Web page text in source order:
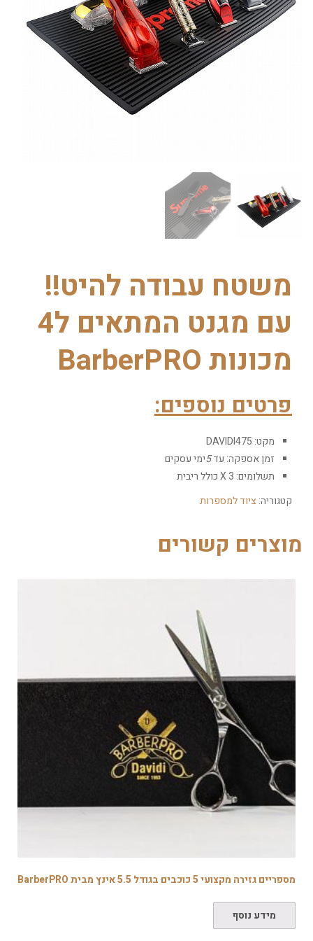
משטח עבודה להיט!!
עם מגנט המתאים ל4
מכונות BarberPRO
פרטים נוספים:
מקט: DAVIDI475
זמן אספקה: עד5ימי עסקים
תשלומים: 3
Xכולל ריבית
קטגוריה: ציוד למספרות
מוצרים קשורים
מספריים גזירה מקצועי 5 כוכבים בגודל 5.5 אינץ מבית BarberPRO
מידע נוסף